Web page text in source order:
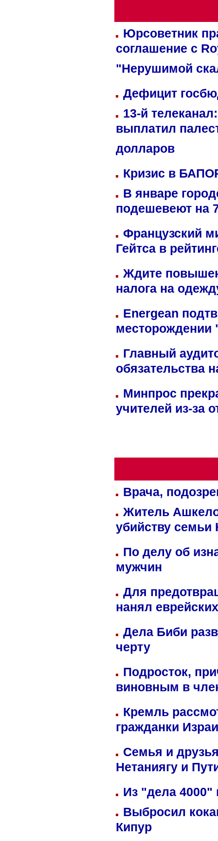
Юрсоветник
соглашение с
"Нерушимой
Дефицит
13-й
выплатил
долларов
Кризис в
В январе
подешевеют на
Французский
Гейтса в
Ждите
налога на
Energean
Главный
обязательства
Минпрос
учителей из-за
Врача,
Житель
убийству семьи
По делу об
мужчин
Для
нанял
Дела Биби
черту
Подросток,
виновным в
Кремль
гражданки
Семья и
Нетаниягу и
Из "дела 4000"
Выбросил
Кипур